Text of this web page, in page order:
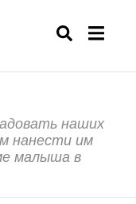
наших
нанести им
малыша в